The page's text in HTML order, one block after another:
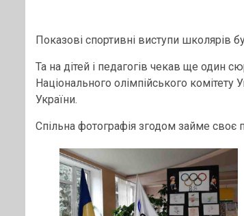
Показові спортивні виступи школярів
Та на дітей і педагогів чекав ще один
Національного олімпійського
України.
Спільна фотографія згодом займе